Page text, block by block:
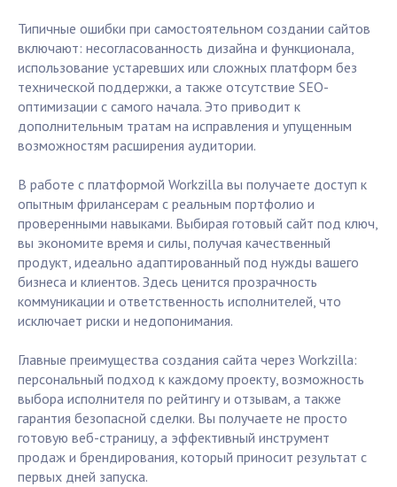
Типичные ошибки при самостоятельном создании сайтов
включают: несогласованность дизайна и функционала,
использование устаревших или сложных платформ без
технической поддержки, а также отсутствие SEO-
оптимизации с самого начала. Это приводит к
дополнительным тратам на исправления и упущенным
возможностям расширения аудитории.
В работе с платформой Workzilla вы получаете доступ к
опытным фрилансерам с реальным портфолио и
проверенными навыками. Выбирая готовый сайт под ключ,
вы экономите время и силы, получая качественный
продукт, идеально адаптированный под нужды вашего
бизнеса и клиентов. Здесь ценится прозрачность
коммуникации и ответственность исполнителей, что
исключает риски и недопонимания.
Главные преимущества создания сайта через Workzilla:
персональный подход к каждому проекту, возможность
выбора исполнителя по рейтингу и отзывам, а также
гарантия безопасной сделки. Вы получаете не просто
готовую веб-страницу, а эффективный инструмент
продаж и брендирования, который приносит результат с
первых дней запуска.